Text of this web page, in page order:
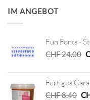
IM ANGEBOT
Fun Fonts -
CHF24.00
Fertiges
CHF8.40